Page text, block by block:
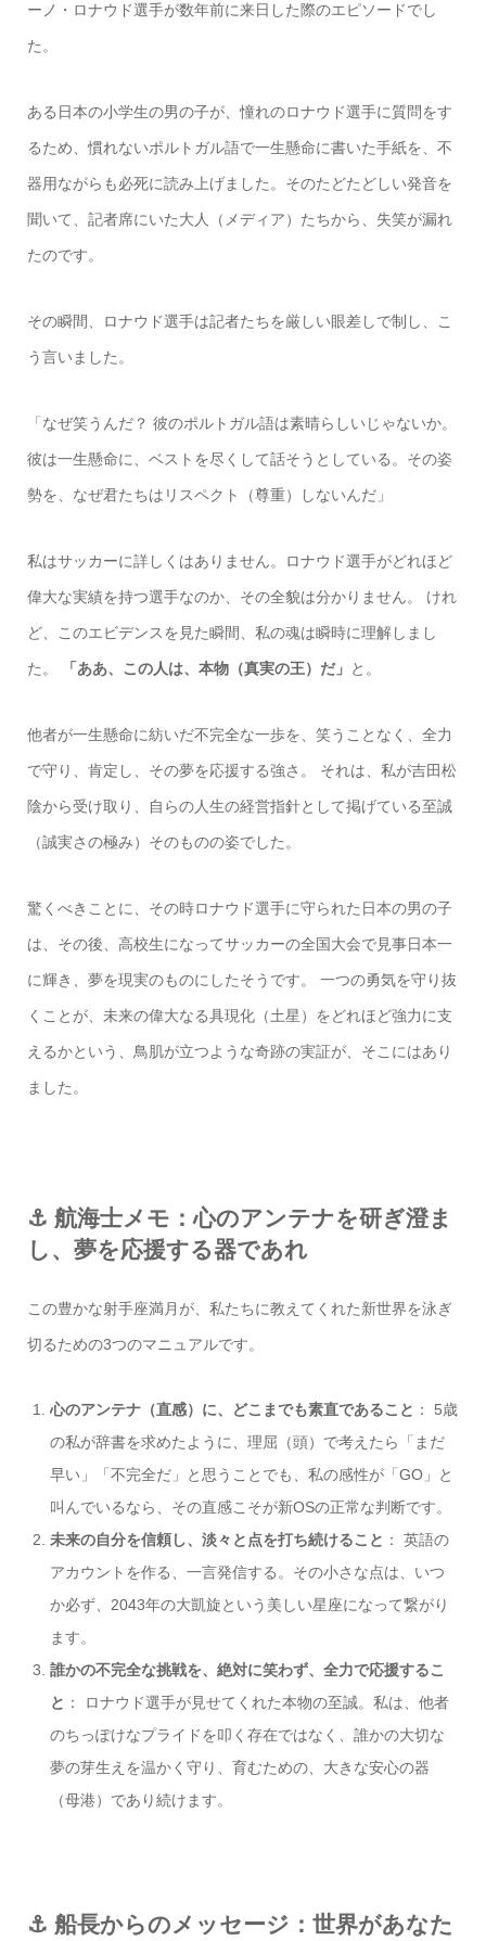
ーノ・ロナウド選手が数年前に来日した際のエピソードでし
た。
ある日本の小学生の男の子が、憧れのロナウド選手に質問をす
るため、慣れないポルトガル語で一生懸命に書いた手紙を、不
器用ながらも必死に読み上げました。そのたどたどしい発音を
聞いて、記者席にいた大人（メディア）たちから、失笑が漏れ
たのです。
その瞬間、ロナウド選手は記者たちを厳しい眼差しで制し、こ
う言いました。
「なぜ笑うんだ？ 彼のポルトガル語は素晴らしいじゃないか。
彼は一生懸命に、ベストを尽くして話そうとしている。その姿
勢を、なぜ君たちはリスペクト（尊重）しないんだ」
私はサッカーに詳しくはありません。ロナウド選手がどれほど
偉大な実績を持つ選手なのか、その全貌は分かりません。 けれ
ど、このエビデンスを見た瞬間、私の魂は瞬時に理解しまし
た。 「ああ、この人は、本物（真実の王）だ」 と。
他者が一生懸命に紡いだ不完全な一歩を、笑うことなく、全力
で守り、肯定し、その夢を応援する強さ。 それは、私が吉田松
陰から受け取り、自らの人生の経営指針として掲げている至誠
（誠実さの極み）そのものの姿でした。
驚くべきことに、その時ロナウド選手に守られた日本の男の子
は、その後、高校生になってサッカーの全国大会で見事日本一
に輝き、夢を現実のものにしたそうです。 一つの勇気を守り抜
くことが、未来の偉大なる具現化（土星）をどれほど強力に支
えるかという、鳥肌が立つような奇跡の実証が、そこにはあり
ました。
⚓ 航海士メモ：心のアンテナを研ぎ澄ま
し、夢を応援する器であれ
この豊かな射手座満月が、私たちに教えてくれた新世界を泳ぎ
切るための3つのマニュアルです。
心のアンテナ（直感）に、どこまでも素直であること ： 5歳
の私が辞書を求めたように、理屈（頭）で考えたら「まだ
早い」「不完全だ」と思うことでも、私の感性が「GO」と
叫んでいるなら、その直感こそが新OSの正常な判断です。
未来の自分を信頼し、淡々と点を打ち続けること ： 英語の
アカウントを作る、一言発信する。その小さな点は、いつ
か必ず、2043年の大凱旋という美しい星座になって繋がり
ます。
誰かの不完全な挑戦を、絶対に笑わず、全力で応援するこ
と ： ロナウド選手が見せてくれた本物の至誠。私は、他者
のちっぽけなプライドを叩く存在ではなく、誰かの大切な
夢の芽生えを温かく守り、育むための、大きな安心の器
（母港）であり続けます。
⚓ 船長からのメッセージ：世界があなた